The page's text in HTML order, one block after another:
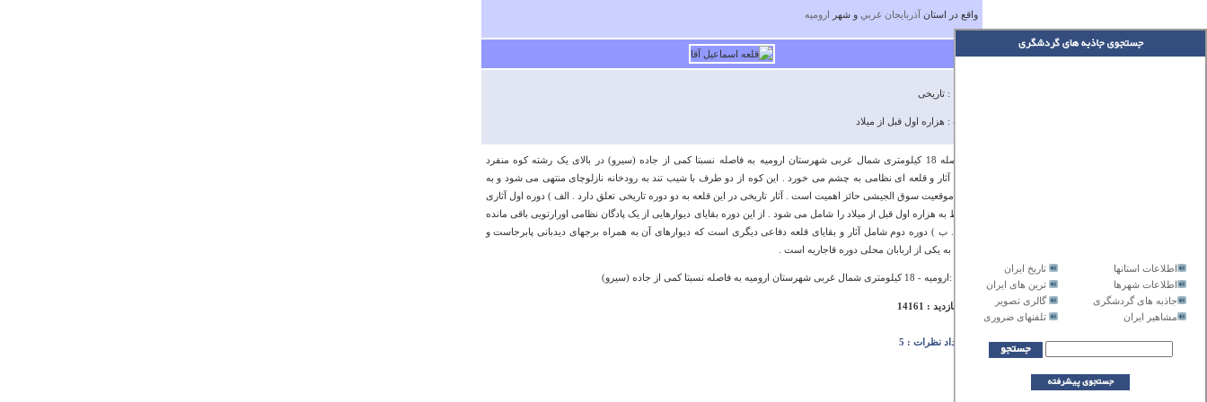
تاریخ ایران
اطلاعات استانها
ترین های ایران
اطلاعات شهرها
گالری تصویر
جاذبه های گردشگری
تلفنهای ضروری
مشاهیر ایران
دربارهارگ کریمخانی
متاسفانه هنوز به شهر شیراز سفر نکرده ام ادر س دقیق و
چند عکس از داخل ارگ ارسال انشاالله در تعطیلات نوروز
حتما به شهر شیراز سفر خواهم کرد به همراه خانواده البته
داوود غلامی
واقع در استانآذربايجان غربي و شهر ارومیه
نوع بنا : تاریخی
قدمت : هزاره اول قبل از میلاد
در فاصله 18 کیلومتری شمال غربی شهرستان ارومیه به فاصله نسبتا کمی از جاده (سیرو) در بالای یک رشته کوه منفرد
بقایای آثار و قلعه ای نظامی به چشم می خورد . این کوه از دو طرف با شیب تند به رودخانه نازلوچای منتهی می شود و به
لحاظ موقعیت سوق الجیشی حائز اهمیت است . آثار تاریخی در این قلعه به دو دوره تاریخی تعلق دارد . الف ) دوره اول آثاری
مربوط به هزاره اول قبل از میلاد را شامل می شود . از این دوره بقایای دیوارهایی از یک پادگان نظامی اورارتویی باقی مانده
است . ب ) دوره دوم شامل آثار و بقایای قلعه دفاعی دیگری است که دیوارهای آن به همراه برجهای دیدبانی پابرجاست و
متعلق به یکی از اربابان محلی دوره قاجاریه است .
آدرس :ارومیه - 18 کیلومتری شمال غربی شهرستان ارومیه به فاصله نسبتا کمی از جاده (سیرو)
تعداد بازدید : 14161
تعداد نظرات : 5